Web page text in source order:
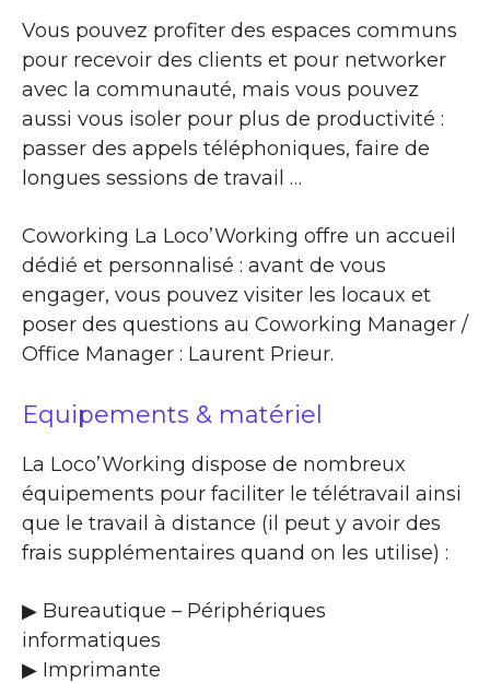
Vous pouvez profiter des espaces communs
pour recevoir des clients et pour networker
avec la communauté, mais vous pouvez
aussi vous isoler pour plus de productivité :
passer des appels téléphoniques, faire de
longues sessions de travail …
Coworking La Loco’Working offre un accueil
dédié et personnalisé : avant de vous
engager, vous pouvez visiter les locaux et
poser des questions au Coworking Manager /
Office Manager : Laurent Prieur.
Equipements & matériel
La Loco’Working dispose de nombreux
équipements pour faciliter le télétravail ainsi
que le travail à distance (il peut y avoir des
frais supplémentaires quand on les utilise) :
▶ Bureautique – Périphériques
informatiques
▶ Imprimante